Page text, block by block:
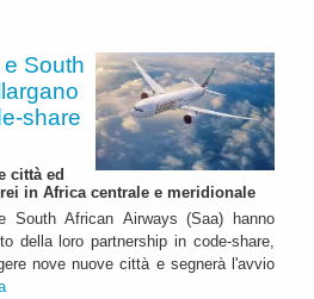
South
share
città ed
in Africa centrale e meridionale
South African Airways (Saa) hanno
della loro partnership in code-share,
nove nuove città e segnerà l'avvio